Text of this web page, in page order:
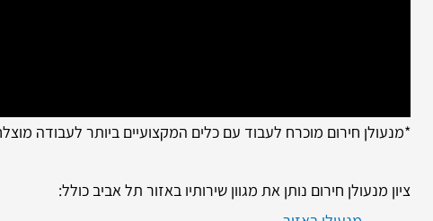
*מנעולן חירום מוכרח לעבוד עם כלים המקצועיים ביותר לעבודה
ציון מנעולן חירום נותן את מגוון שירותיו באזור תל אביב כולל: